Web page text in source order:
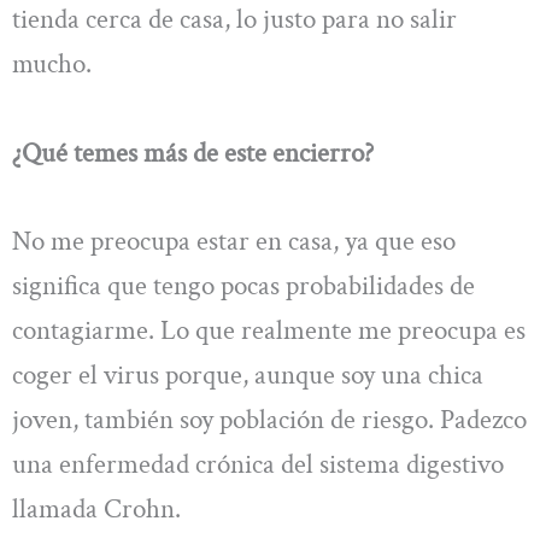
tienda cerca de casa, lo justo para no salir
mucho.
¿Qué temes más de este encierro?
No me preocupa estar en casa, ya que eso
significa que tengo pocas probabilidades de
contagiarme. Lo que realmente me preocupa es
coger el virus porque, aunque soy una chica
joven, también soy población de riesgo. Padezco
una enfermedad crónica del sistema digestivo
llamada Crohn.